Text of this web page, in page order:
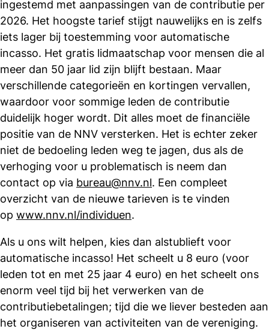
ingestemd met aanpassingen van de contributie per
2026. Het hoogste tarief stijgt nauwelijks en is zelfs
iets lager bij toestemming voor automatische
incasso. Het gratis lidmaatschap voor mensen die al
meer dan 50 jaar lid zijn blijft bestaan. Maar
verschillende categorieën en kortingen vervallen,
waardoor voor sommige leden de contributie
duidelijk hoger wordt. Dit alles moet de financiële
positie van de NNV versterken. Het is echter zeker
niet de bedoeling leden weg te jagen, dus als de
verhoging voor u problematisch is neem dan
contact op via bureau@nnv.nl. Een compleet
overzicht van de nieuwe tarieven is te vinden
op www.nnv.nl/individuen.
Als u ons wilt helpen, kies dan alstublieft voor
automatische incasso! Het scheelt u 8 euro (voor
leden tot en met 25 jaar 4 euro) en het scheelt ons
enorm veel tijd bij het verwerken van de
contributiebetalingen; tijd die we liever besteden aan
het organiseren van activiteiten van de vereniging.